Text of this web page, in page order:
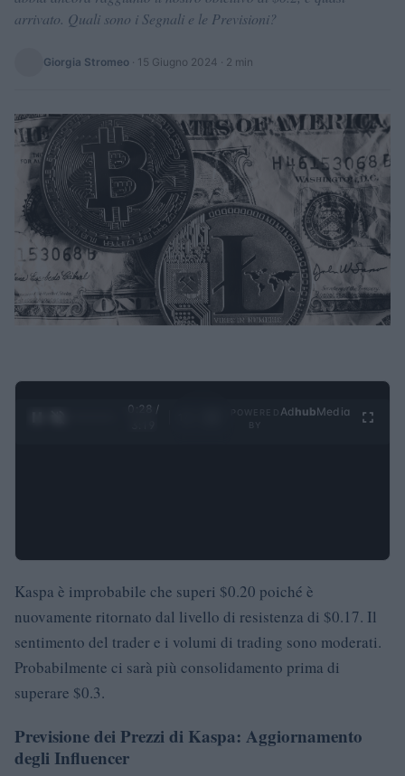
arrivato. Quali sono i Segnali e le Previsioni?
Giorgia Stromeo · 15 Giugno 2024 · 2 min
0:29 /
Ad hubMedia
Kaspa è improbabile che superi $0.20 poiché è
nuovamente ritornato dal livello di resistenza di $0.17. Il
sentimento del trader e i volumi di trading sono moderati.
Probabilmente ci sarà più consolidamento prima di
superare $0.3.
Previsione dei Prezzi di Kaspa: Aggiornamento
degli Influencer